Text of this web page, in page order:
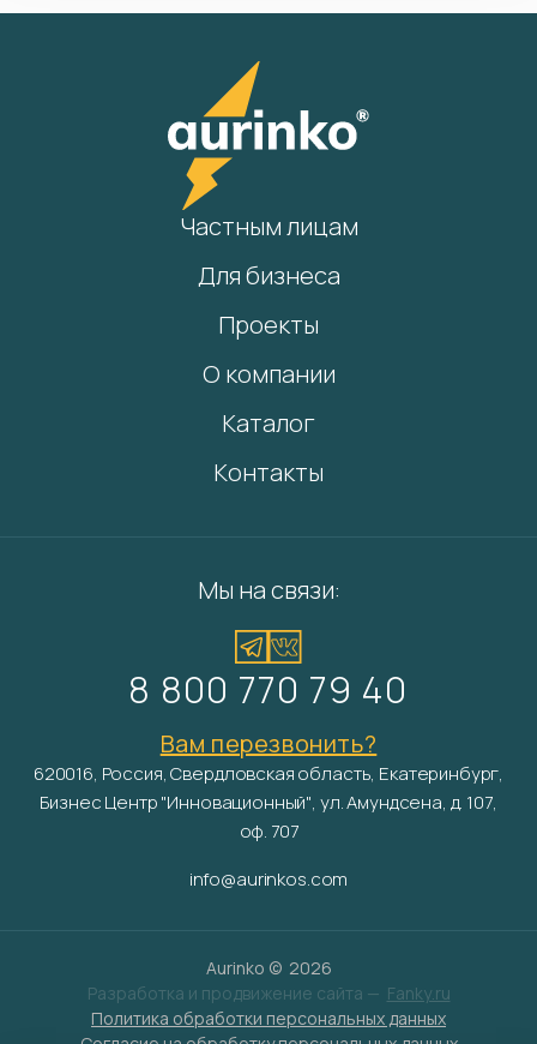
Частным лицам
Для бизнеса
Проекты
О компании
Каталог
Контакты
Мы на связи:
8 800 770 79 40
Вам перезвонить?
620016, Россия, Свердловская область, Екатеринбург,
Бизнес Центр "Инновационный", ул. Амундсена, д. 107,
оф. 707
info@aurinkos.com
Aurinko © 2026
Разработка и продвижение сайта — Fanky.ru
Политика обработки персональных данных